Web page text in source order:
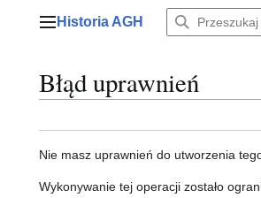
Menu główne
Historia AGH
Błąd uprawnień
Nie masz uprawnień do utworzenia
Wykonywanie tej operacji zostało